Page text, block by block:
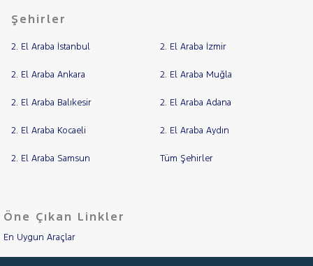
HONDA
HYUNDAI
Jaecoo
JEEP
MAN
Şehir
Yakıt
Türü
Tipi
Aktarma
Şehirler
2. El Araba İstanbul 2. El Araba İzmir
2. El Araba Ankara 2. El Araba Muğla
2. El Araba Balıkesir 2. El Araba Adana
2. El Araba Kocaeli 2. El Araba Aydın
2. El Araba Samsun Tüm Şehirler
Öne Çıkan Linkler
En Uygun Araçlar